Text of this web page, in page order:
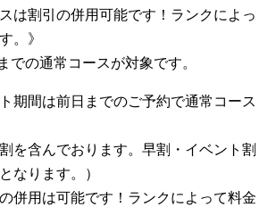
は割引の併用可能です！ランクによっ
。》
の通常コースが対象です。
期間は前日までのご予約で通常コース
を含んでおります。早割・イベント割
なります。）
併用は可能です！ランクによって料金